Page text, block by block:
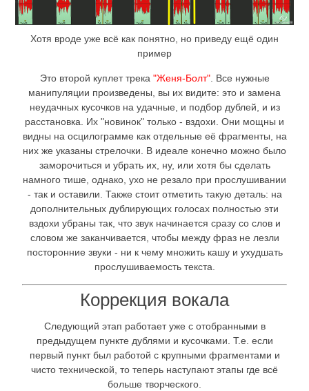
Хотя вроде уже всё как понятно, но приведу ещё один
пример
Это второй куплет трека "Женя-Болт". Все нужные
манипуляции произведены, вы их видите: это и замена
неудачных кусочков на удачные, и подбор дублей, и из
расстановка. Их "новинок" только - вздохи. Они мощны и
видны на осцилограмме как отдельные её фрагменты, на
них же указаны стрелочки. В идеале конечно можно было
заморочиться и убрать их, ну, или хотя бы сделать
намного тише, однако, ухо не резало при прослушивании
- так и оставили. Также стоит отметить такую деталь: на
дополнительных дублирующих голосах полностью эти
вздохи убраны так, что звук начинается сразу со слов и
словом же заканчивается, чтобы между фраз не лезли
посторонние звуки - ни к чему множить кашу и ухудшать
прослушиваемость текста.
Коррекция вокала
Следующий этап работает уже с отобранными в
предыдущем пункте дублями и кусочками. Т.е. если
первый пункт был работой с крупными фрагментами и
чисто технической, то теперь наступают этапы где всё
больше творческого.